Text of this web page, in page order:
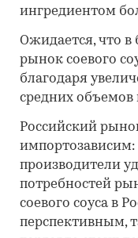
ингредиентом
Ожидается, что
рынок соевого
благодаря
средних объемов
Российский
импортозависим:
производители
потребностей
соевого соуса в
перспективным,